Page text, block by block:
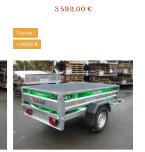
3 599,00 €
Promo !
-146,00 €